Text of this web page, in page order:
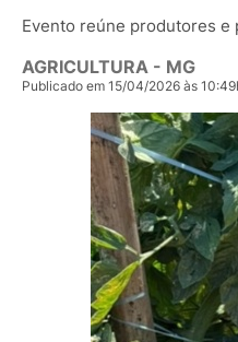
Evento reúne produtores e
AGRICULTURA - MG
Publicado em 15/04/2026 às